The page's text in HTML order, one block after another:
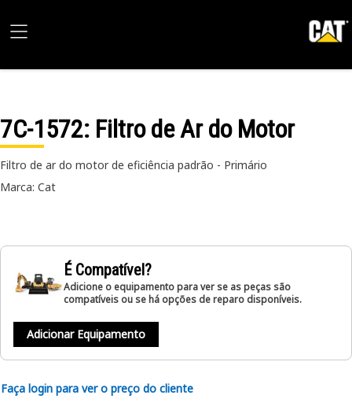
7C-1572: Filtro de Ar do Motor
Filtro de ar do motor de eficiência padrão - Primário
Marca: Cat
É Compatível?
Adicione o equipamento para ver se as peças são
compatíveis ou se há opções de reparo disponíveis.
Adicionar Equipamento
Faça login para ver o preço do cliente